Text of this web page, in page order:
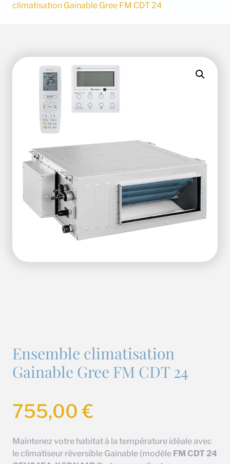
climatisation Gainable Gree FM CDT 24
Ensemble climatisation
Gainable Gree FM CDT 24
755,00€
Maintenez votre habitat à la température idéale avec
le climatiseur réversible Gainable (modèle FM CDT 24